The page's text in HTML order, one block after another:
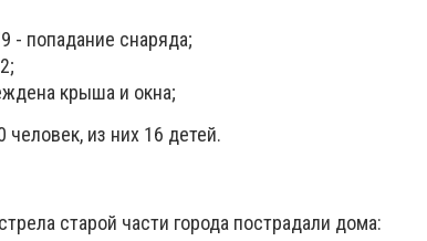
- попадание снаряда;
крыша и окна;
человек, из них 16 детей.
старой части города пострадали дома: